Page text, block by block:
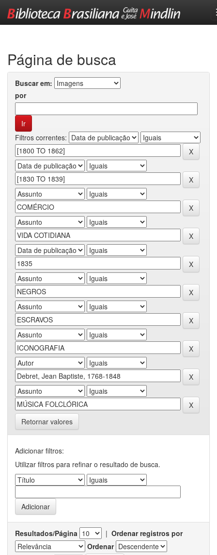
Página de busca
Buscar em:
por
Filtros correntes:
Retornar valores
Adicionar filtros:
Utilizar filtros para refinar o resultado de busca.
Resultados/Página | Ordenar registros por
Ordenar